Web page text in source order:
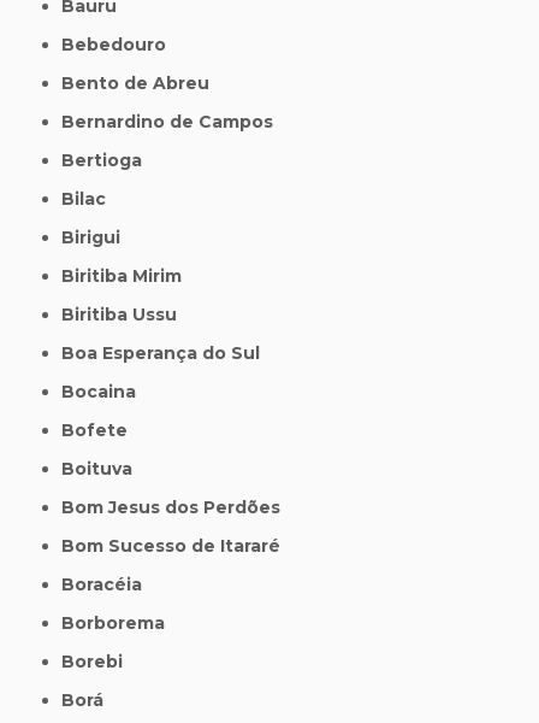
Bauru
Bebedouro
Bento de Abreu
Bernardino de Campos
Bertioga
Bilac
Birigui
Biritiba Mirim
Biritiba Ussu
Boa Esperança do Sul
Bocaina
Bofete
Boituva
Bom Jesus dos Perdões
Bom Sucesso de Itararé
Boracéia
Borborema
Borebi
Borá